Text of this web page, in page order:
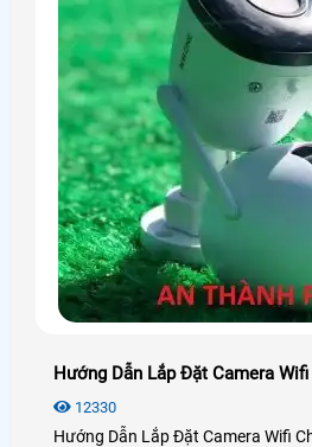
Hướng Dẫn Lắp Đặt Camera Wifi
12330
Hướng Dẫn Lắp Đặt Camera Wifi